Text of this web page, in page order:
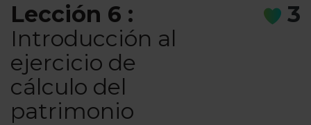
Lección 6 :
Introducción al
ejercicio de
cálculo del
patrimonio
3